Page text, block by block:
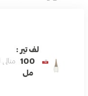
لف تير :
100
مل